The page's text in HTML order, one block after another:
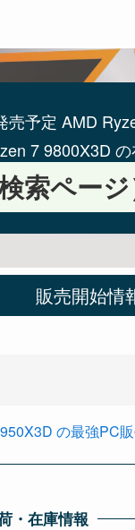
売予定 AMD
7 9800X3D の
索ペー
販売開始情
の最強PC
・在庫情報